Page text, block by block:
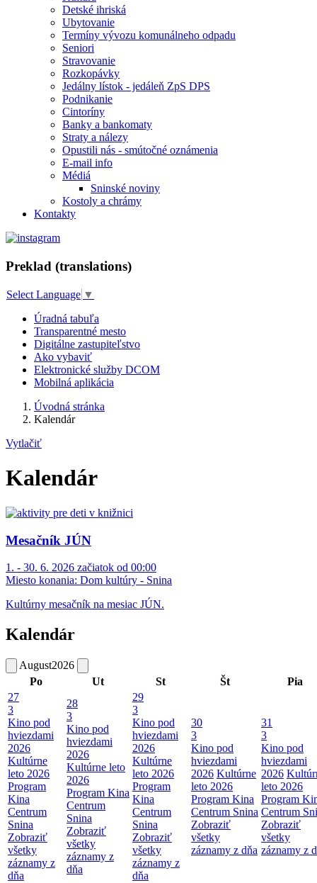
Detské ihriská
Ubytovanie
Termíny vývozu komunálneho odpadu
Seniori
Stravovanie
Rozkopávky
Jedálny lístok - jedáleň ZpS DPS
Podnikanie
Cintoríny
Banky a bankomaty
Straty a nálezy
Opustili nás - smútočné oznámenia
E-mail info
Médiá
Sninské noviny
Kostoly a chrámy
Kontakty
Preklad (translations)
Select Language ▼
Úradná tabuľa
Transparentné mesto
Digitálne zastupiteľstvo
Ako vybaviť
Elektronické služby DCOM
Mobilná aplikácia
Úvodná stránka
Kalendár
Vytlačiť
Kalendár
Mesačník JÚN
1. - 30. 6. 2026 začiatok od 00:00
Miesto konania: Dom kultúry - Snina
Kultúrny mesačník na mesiac JÚN.
Kalendár
August2026
Po
Ut St Št
Pia
27
3
Kino pod
hviezdami
2026
Kultúrne
leto 2026
Program
Kina
Centrum
Snina
Zobraziť
všetky
záznamy z
dňa
28
3
Kino pod
hviezdami
2026
Kultúrne leto
2026
Program Kina
Centrum
Snina
Zobraziť
všetky
záznamy z
dňa
29
3
Kino pod
hviezdami
2026
Kultúrne
leto 2026
Program
Kina
Centrum
Snina
Zobraziť
všetky
záznamy z
dňa
30
3
Kino pod
hviezdami
2026 Kultúrne
leto 2026
Program Kina
Centrum Snina
Zobraziť
všetky
záznamy z dňa
31
3
Kino pod
hviezdami
2026
leto 2026
Program
Centrum
Zobraziť
všetky
záznamy z